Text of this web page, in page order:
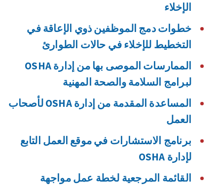
الإخلاء
خطوات دمج الموظفين ذوي الإعاقة في
التخطيط للإخلاء في حالات الطوارئ
الممارسات الموصى بها من إدارة OSHA
لبرامج السلامة والصحة المهنية
المساعدة المقدمة من إدارة OSHA لأصحاب
العمل
برنامج الاستشارات في موقع العمل التابع
لإدارة OSHA
القائمة المرجعية لخطة عمل مواجهة